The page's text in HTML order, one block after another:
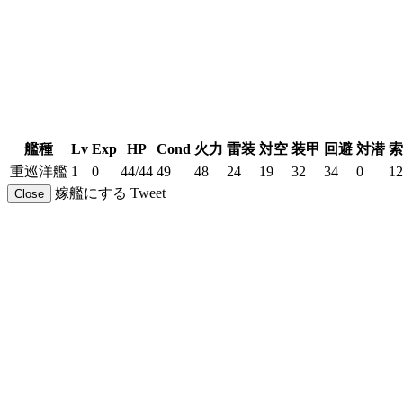
艦種 Lv Exp HP Cond 火力 雷装 対空 装甲 回避 対潜
重巡洋艦 1 0 44/44 49 48 24 19 32 34 0 12
Close 嫁艦にする Tweet